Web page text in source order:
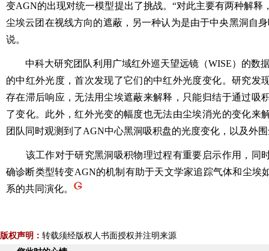
变AGN的出现对统一模型提出了挑战。“对此主要有两种解释
尘埃云团在视线方向的遮蔽，另一种认为是由于中央黑洞自
说。
中科大研究团队利用广域红外巡天望远镜（WISE）的数
的中红外光度，首次发现了它们的中红外光度变化。研究发
存在滞后响应，无法用尘埃遮蔽来解释，只能归结于通过吸
了变化。此外，红外光变的幅度也无法由尘埃消光的变化来
团队同时观测到了AGN中心黑洞吸积盘的光度变化，以及外
该工作对于研究黑洞吸积物理过程有重要启示作用，同
确诊断类型转变AGN的机制有助于天文学家追踪气体和尘埃
系的共同演化。
版权声明： 转载须经版权人书面授权并注明来源